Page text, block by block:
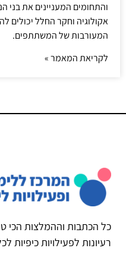
והתחומים המעניינים את בני
אקולוגיה וחקר החלל יכולים
המעורבות של המשתתפים.
לקריאת המאמר »
כל הכתבות וההמלצות הכי
רעיונות לפעילויות כיפיות